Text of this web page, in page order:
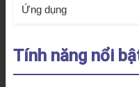
Ứng dụng
Tính năng nổi